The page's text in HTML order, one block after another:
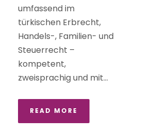
umfassend im
türkischen Erbrecht,
Handels-, Familien- und
Steuerrecht –
kompetent,
zweisprachig und mit...
READ MORE